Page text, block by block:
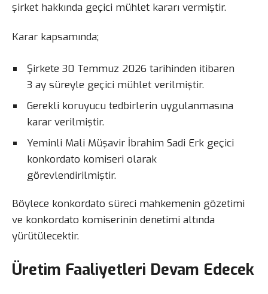
şirket hakkında geçici mühlet kararı vermiştir.
Karar kapsamında;
Şirkete 30 Temmuz 2026 tarihinden itibaren
3 ay süreyle geçici mühlet verilmiştir.
Gerekli koruyucu tedbirlerin uygulanmasına
karar verilmiştir.
Yeminli Mali Müşavir İbrahim Sadi Erk geçici
konkordato komiseri olarak
görevlendirilmiştir.
Böylece konkordato süreci mahkemenin gözetimi
ve konkordato komiserinin denetimi altında
yürütülecektir.
Üretim Faaliyetleri Devam Edecek